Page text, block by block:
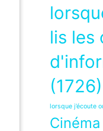
lis les
(1726)
lorsque j’écoute
Cinéma